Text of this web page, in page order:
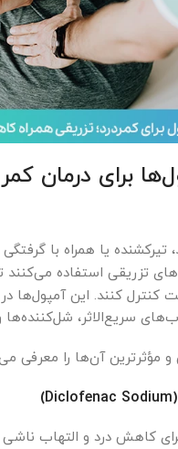
برای درمان
تیرکشنده یا همراه با
تزریقی استفاده می‌کنند
کنترل کنند. این آمپول‌ها
سریع‌الاثر،
و مؤثرترین آن‌ها را معرفی
کاهش درد و التهاب